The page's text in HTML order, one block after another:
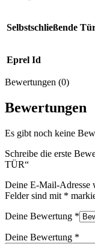
Selbstschließende
Eprel Id
Bewertungen (0)
Bewertungen
Es gibt noch keine
Schreibe die erste
TÜR“
Deine E-Mail-Adresse
Felder sind mit *
Deine Bewertung *
Deine Bewertung *